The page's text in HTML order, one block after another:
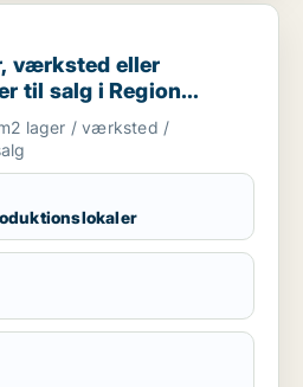
eller produktionslokaler til salg
værksted eller
til salg i Region
lager / værksted /